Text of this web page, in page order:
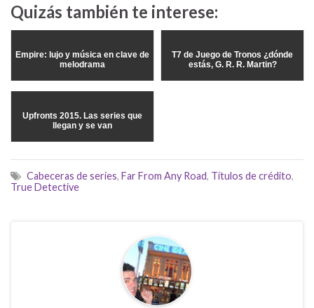
Quizás también te interese:
Empire: lujo y música en clave de
melodrama
T7 de Juego de Tronos ¿dónde
estás, G. R. R. Martin?
Upfronts 2015. Las series que
llegan y se van
Cabeceras de series, Far From Any Road, Títulos de crédito,
True Detective